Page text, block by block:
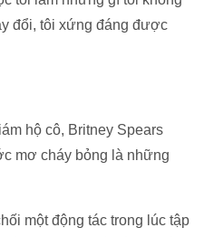
đổi, tôi xứng đáng được
hộ cô, Britney Spears
mơ cháy bỏng là những
một động tác trong lúc tập